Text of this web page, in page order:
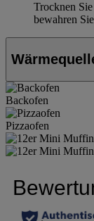
Trocknen
bewahren
Backofen
Pizzaofen